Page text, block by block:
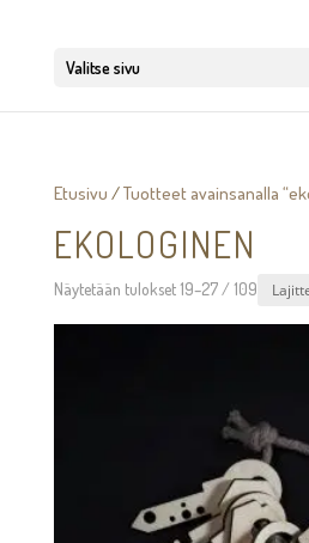
Valitse sivu
Etusivu /Tuotteet avainsanalla
EKOLOGINEN
Näytetään tulokset 19–27 / 109